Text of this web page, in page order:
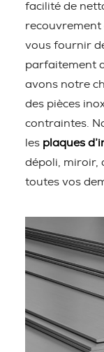
facilité de
recouvrement
vous fournir
parfaitement
avons notre
des pièces
contraintes.
les plaques
dépoli, miroir,
toutes vos